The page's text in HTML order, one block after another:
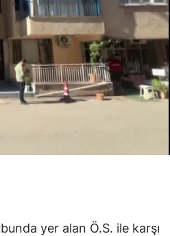
yer alan Ö.S. ile karşı